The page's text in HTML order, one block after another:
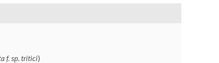
f. sp. tritici)